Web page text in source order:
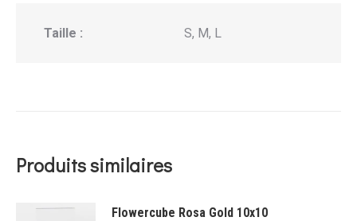
Taille : S, M, L
Produits similaires
Flowercube Rosa Gold 10x10